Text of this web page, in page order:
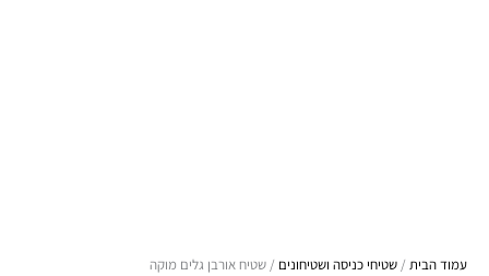
עמוד הבית / שטיחי כניסה ושטיחונים / שטיח אורבן גלים מוקה